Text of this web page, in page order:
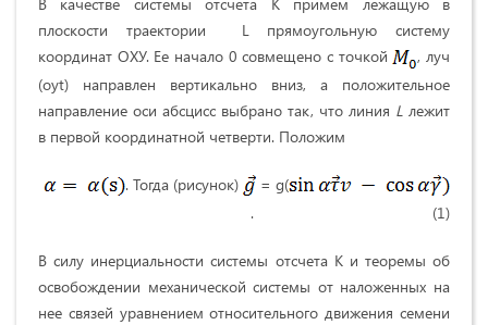
плоскости траектории L прямоугольную систему
координат ОХУ. Ее начало 0 совмещено с точкой
, луч
(oyt) направлен вертикально вниз, а положительное
направление оси абсцисс выбрано так, что линия L лежит
в первой координатной четверти. Положим
. Тогда (рисунок)
= g(
. (1)
В силу инерциальности системы отсчета К и теоремы об
освобождении механической системы от наложенных на
нее связей уравнением относительного движения семени